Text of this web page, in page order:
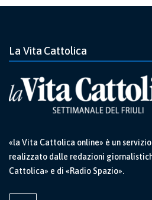
La Vita Cattolica
«la Vita Cattolica online» è un
realizzato dalle redazioni
Cattolica» e di «Radio Spazio».